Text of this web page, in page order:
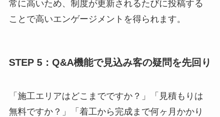
常に高いため、制度が更新されるたびに投稿する
ことで高いエンゲージメントを得られます。
STEP 5：Q&A機能で見込み客の疑問を先回り
「施工エリアはどこまでですか？」「見積もりは
無料ですか？」「着工から完成まで何ヶ月かかり